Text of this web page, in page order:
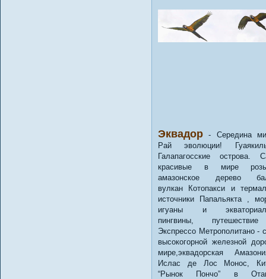
Эквадор - Середина
Рай эволюции!
Галапагосские острова.
красивые в мире
амазонское дерево
вулкан Котопакси и
источники Папальякта ,
игуаны и
пингвины,
Экспрессо Метрополитано -
высокогорной железной
мире,эквадорская
Ислас де Лос Монос,
“Рынок Пончо” в